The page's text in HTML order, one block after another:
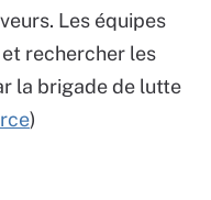
Les équipes
rechercher les
la brigade de lutte
)